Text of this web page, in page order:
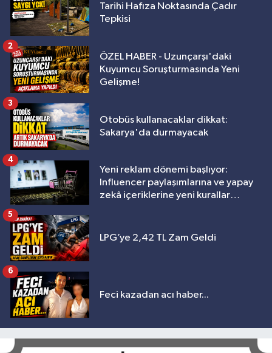
Tarihi Hafıza Noktasında Çadır
Tepkisi
ÖZEL HABER - Uzunçarşı'daki
Kuyumcu Soruşturmasında Yeni
Gelişme!
2
Otobüs kullanacaklar dikkat:
Sakarya'da durmayacak
3
Yeni reklam dönemi başlıyor:
Influencer paylaşımlarına ve yapay
zekâ içeriklerine yeni kurallar
4
LPG’ye 2,42 TL Zam Geldi
5
Feci kazadan acı haber...
6